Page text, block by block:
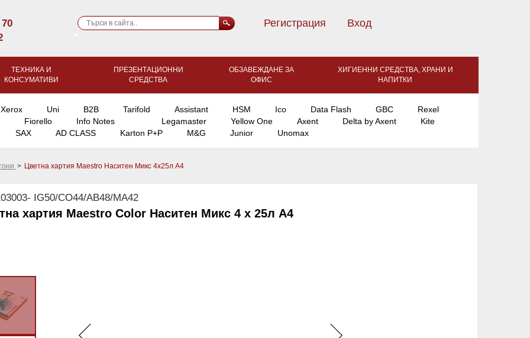
Регистрация Вход
ТЕХНИКА И
КОНСУМАТИВИ
ПРЕЗЕНТАЦИОННИ
СРЕДСТВА
ОБЗАВЕЖДАНЕ ЗА
ОФИС
ХИГИЕННИ СРЕДСТВА, ХРАНИ И
НАПИТКИ
Xerox Uni B2B Tarifold Assistant HSM Ico Data Flash GBC
Rexel
Fiorello
Info Notes Legamaster Yellow One Axent Delta by Axent
Kite
SAX
AD CLASS Karton P+P M&G Junior Unomax
> Цветна хартия Maestro Наситен Микс 4х25л A4
IG50/CO44/AB48/MA42
хартия Maestro Color Наситен Микс 4 х 25л A4